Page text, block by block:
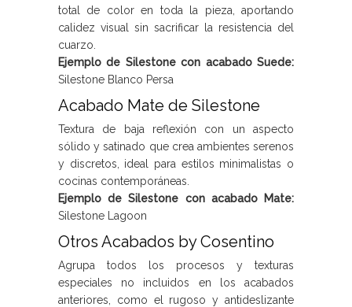
total de color en toda la pieza, aportando
calidez visual sin sacrificar la resistencia del
cuarzo.
Ejemplo de Silestone con acabado Suede:
Silestone Blanco Persa
Acabado Mate de Silestone
Textura de baja reflexión con un aspecto
sólido y satinado que crea ambientes serenos
y discretos, ideal para estilos minimalistas o
cocinas contemporáneas.
Ejemplo de Silestone con acabado Mate:
Silestone Lagoon
Otros Acabados by Cosentino
Agrupa todos los procesos y texturas
especiales no incluidos en los acabados
anteriores, como el rugoso y antideslizante